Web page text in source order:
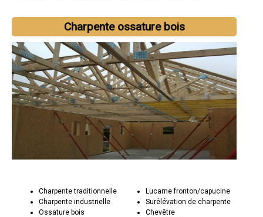
Charpente ossature bois
Charpente traditionnelle
Charpente industrielle
Ossature bois
Lucarne fronton/capucine
Surélévation de charpente
Chevêtre